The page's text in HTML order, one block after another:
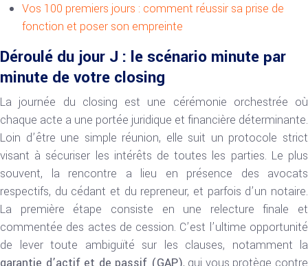
Vos 100 premiers jours : comment réussir sa prise de
fonction et poser son empreinte
Déroulé du jour J : le scénario minute par
minute de votre closing
La journée du closing est une cérémonie orchestrée où
chaque acte a une portée juridique et financière déterminante.
Loin d’être une simple réunion, elle suit un protocole strict
visant à sécuriser les intérêts de toutes les parties. Le plus
souvent, la rencontre a lieu en présence des avocats
respectifs, du cédant et du repreneur, et parfois d’un notaire.
La première étape consiste en une relecture finale et
commentée des actes de cession. C’est l’ultime opportunité
de lever toute ambiguïté sur les clauses, notamment la